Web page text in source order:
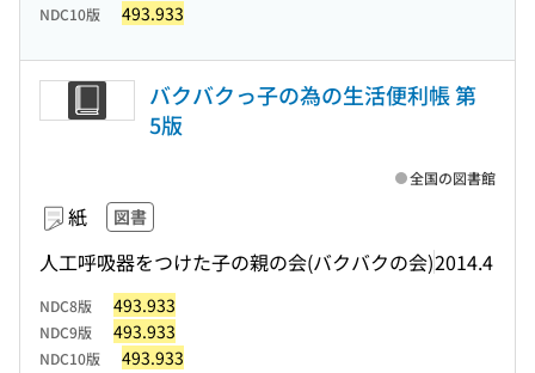
NDC10版 493.933
バクバクっ子の為の生活便利帳 第
5版
紙 図書
人工呼吸器をつけた子の親の会(バクバクの会)2014.4
全国の図書館
NDC8版 493.933
NDC9版 493.933
NDC10版 493.933